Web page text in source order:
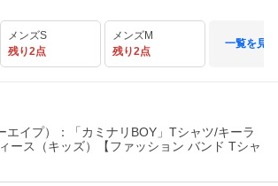
メンズS
残り2点
メンズM
残り2点
一覧を見る
エイプ）：「カミナリBOY」Tシャツ/キーラ
ース（キッズ）【ファッション バンド Tシャ